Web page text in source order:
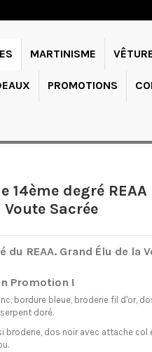
MARTINISME
PROMOTIONS
14ème degré
Sacrée
du REAA. Grand Élu de la
Promotion !
bordure bleue, broderie fil d'or,
doré.
broderie, dos noir avec attache col